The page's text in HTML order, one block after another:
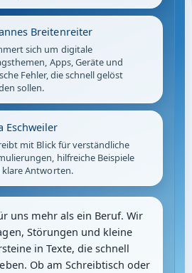
Breitenreiter
sich um digitale
Apps, Geräte und
Fehler, die schnell gelöst
sollen.
Eschweiler
mit Blick für verständliche
hilfreiche Beispiele
klare Antworten.
uns mehr als ein Beruf. Wir
Störungen und kleine
in Texte, die schnell
Ob am Schreibtisch oder